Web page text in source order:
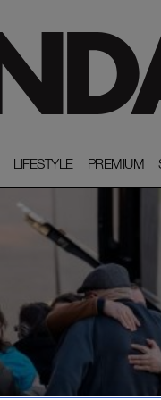
LIFESTYLE
LIFESTYLE PREMIUM
PREMIUM